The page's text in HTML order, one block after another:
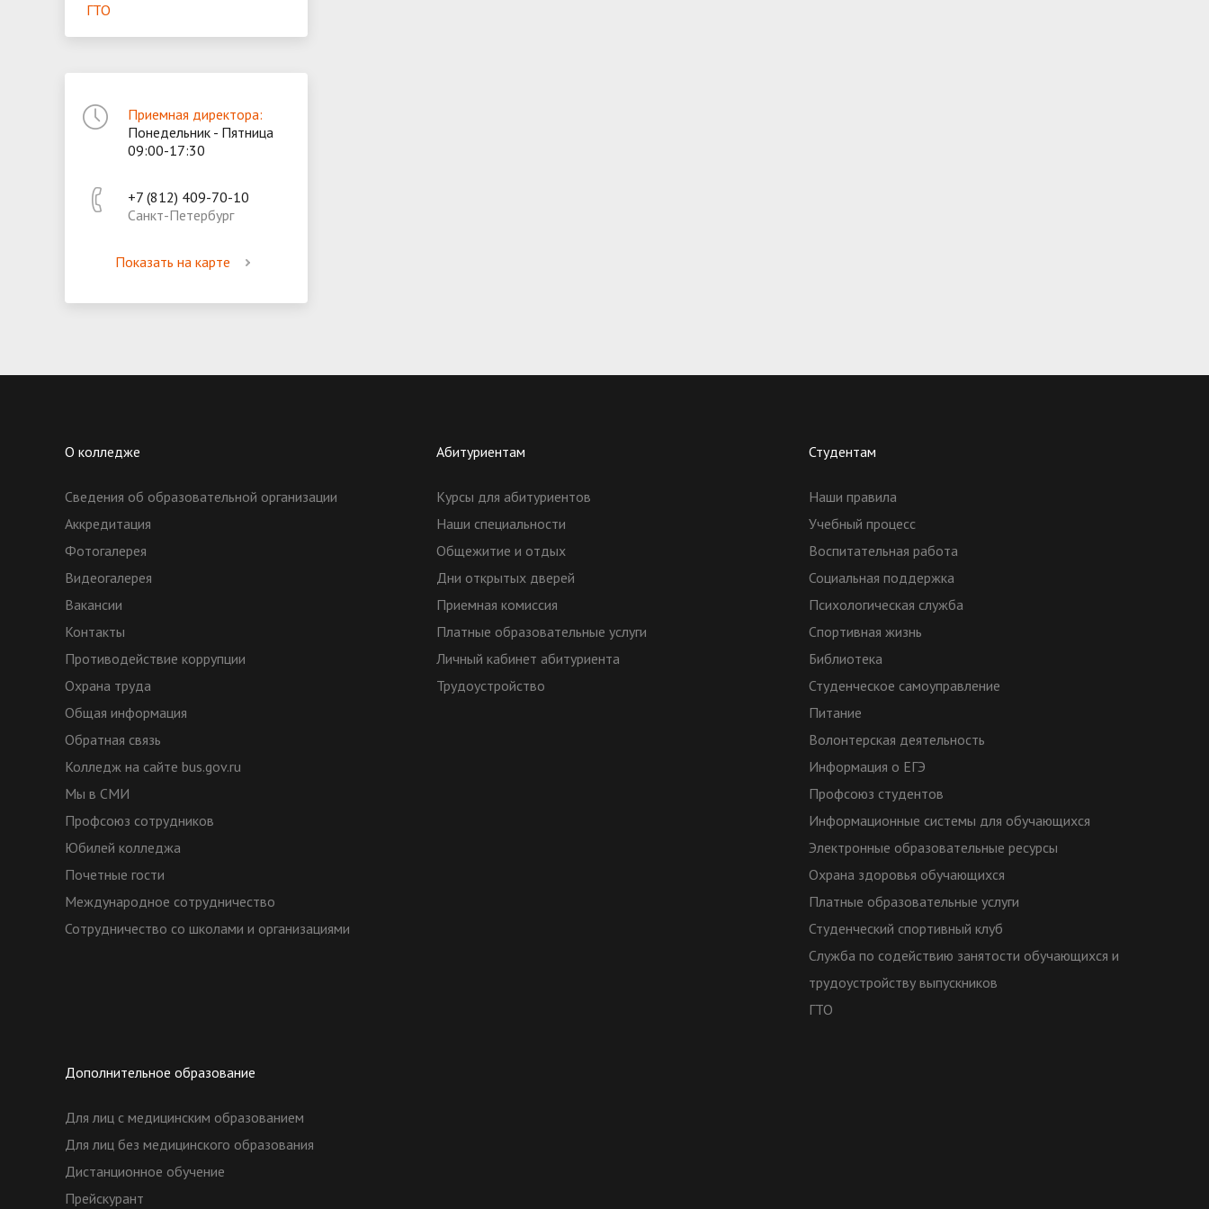
ГТО
Приемная директора:
Понедельник - Пятница
09:00-17:30
+7 (812) 409-70-10
Санкт-Петербург
Показать на карте
О колледже
Сведения об образовательной организации
Аккредитация
Фотогалерея
Видеогалерея
Вакансии
Контакты
Противодействие коррупции
Охрана труда
Общая информация
Обратная связь
Колледж на сайте bus.gov.ru
Мы в СМИ
Профсоюз сотрудников
Юбилей колледжа
Почетные гости
Международное сотрудничество
Сотрудничество со школами и организациями
Абитуриентам
Курсы для абитуриентов
Наши специальности
Общежитие и отдых
Дни открытых дверей
Приемная комиссия
Платные образовательные услуги
Личный кабинет абитуриента
Трудоустройство
Студентам
Наши правила
Учебный процесс
Воспитательная работа
Социальная поддержка
Психологическая служба
Спортивная жизнь
Библиотека
Студенческое самоуправление
Питание
Волонтерская деятельность
Информация о ЕГЭ
Профсоюз студентов
Информационные системы для обучающихся
Электронные образовательные ресурсы
Охрана здоровья обучающихся
Платные образовательные услуги
Студенческий спортивный клуб
Служба по содействию занятости обучающихся и
трудоустройству выпускников
ГТО
Дополнительное образование
Для лиц с медицинским образованием
Для лиц без медицинского образования
Дистанционное обучение
Прейскурант